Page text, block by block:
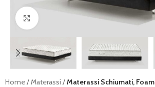
Ingrandisci
Home Materassi Materassi Schiumati, Foam